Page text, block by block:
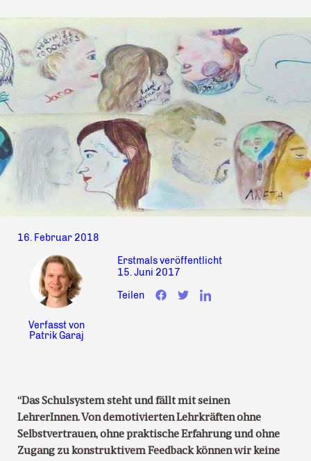
16. Februar 2018
Verfasst von
Patrik Garaj
Erstmals veröffentlicht
15. Juni 2017
Teilen
“Das Schulsystem steht und fällt mit seinen
LehrerInnen. Von demotivierten Lehrkräften ohne
Selbstvertrauen, ohne praktische Erfahrung und ohne
Zugang zu konstruktivem Feedback können wir keine